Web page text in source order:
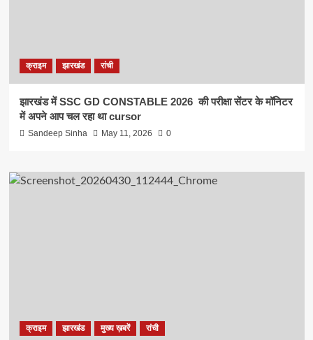
क्राइम झारखंड रांची
झारखंड में SSC GD CONSTABLE 2026 की परीक्षा सेंटर के मॉनिटर
में अपने आप चल रहा था cursor
Sandeep Sinha May 11, 2026 0
क्राइम झारखंड मुख्य ख़बरें रांची